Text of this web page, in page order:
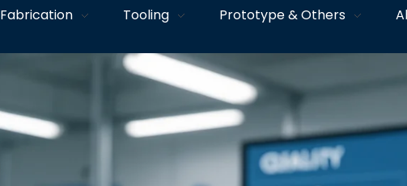
Fabrication Tooling Prototype & Others